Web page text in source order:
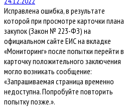
Исправлена ошибка, в результате
которой при просмотре карточки плана
закупок (Закон № 223-ФЗ) на
официальном сайте ЕИС на вкладке
«Мониторинг» после попытки перейти в
карточку положительного заключения
могло возникать сообщение:
«Запрашиваемая страница временно
недоступна. Попробуйте повторить
попытку позже.».